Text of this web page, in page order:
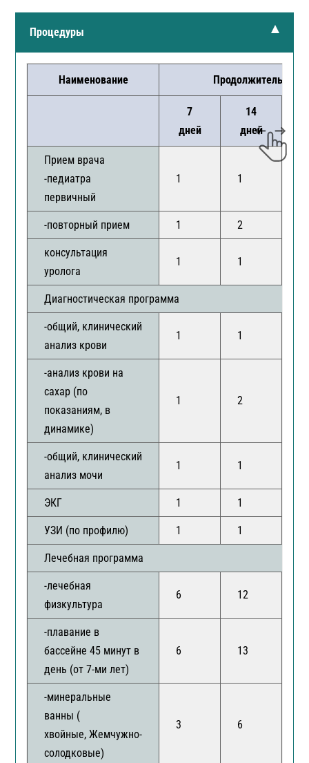
Процедуры
Наименование
7
дней
14
дней
Прием врача
-педиатра
первичный
1 1
-повторный прием 1 2
консультация
уролога
1 1
Диагностическая программа
-общий, клинический
анализ крови
1 1
-анализ крови на
сахар (по
показаниям, в
динамике)
1 2
-общий, клинический
анализ мочи
1 1
ЭКГ 1 1
УЗИ (по профилю) 1 1
Лечебная программа
-лечебная
физкультура
6 12
-плавание в
бассейне 45 минут в
день (от 7-ми лет)
6 13
-минеральные
ванны (
хвойные, Жемчужно-
солодковые)
3 6